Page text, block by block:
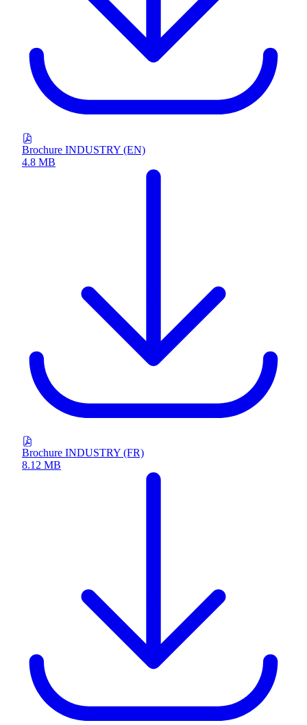
Brochure INDUSTRY (EN)
4.8 MB
Brochure INDUSTRY (FR)
8.12 MB